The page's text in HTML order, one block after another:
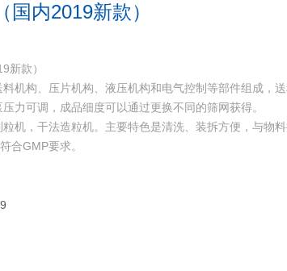
内2019新款）
新款）
机构、压片机构、液压机构和电气控制等部件组成，
力可调，成品细度可以通过更换不同的筛网获得。
机，干法造粒机。主要特色是清洗、装拆方便，与物
合GMP要求。